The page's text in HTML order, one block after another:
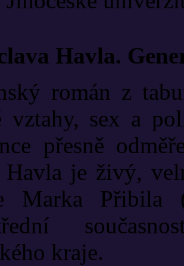
Havla.
román z
vztahy, sex a
přesně
Havla je živý,
Marka Přibila
kraje.